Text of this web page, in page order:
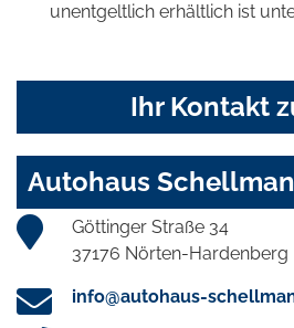
unentgeltlich erhältlich ist
Ihr Kontakt
Autohaus
Göttinger Straße 34
37176 Nörten-Hardenberg
info@autohaus-